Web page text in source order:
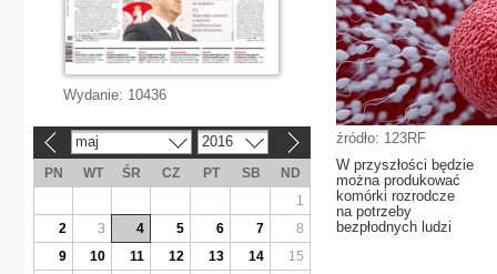
źródło: 123RF
W przyszłości będzie
można produkować
komórki rozrodcze
na potrzeby
bezpłodnych ludzi
Wydanie: 10436
maj 2016
PN WT ŚR CZ PT SB
ND
1
2
3 4 5 6 7
8
9
10 11 12 13 14
15